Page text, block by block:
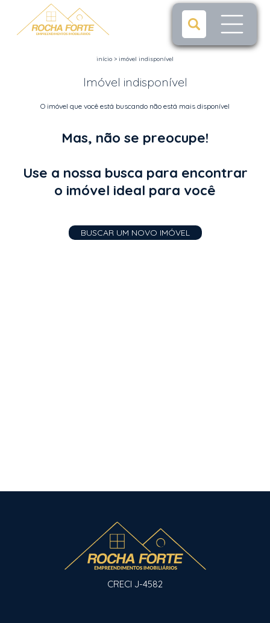
início > imóvel indisponível
Imóvel indisponível
O imóvel que você está buscando não está mais disponível
Mas, não se preocupe!
Use a nossa busca para encontrar
o imóvel ideal para você
BUSCAR UM NOVO IMÓVEL
CRECI J-4582